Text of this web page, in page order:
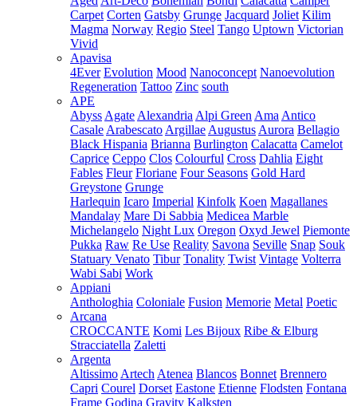
Carpet Corten Gatsby Grunge Jacquard Joliet Kilim
Magma Norway Regio Steel Tango Uptown Victorian
Vivid
Apavisa
4Ever Evolution Mood Nanoconcept Nanoevolution
Regeneration Tattoo Zinc south
APE
Abyss Agate Alexandria Alpi Green Ama Antico
Casale Arabescato Argillae Augustus Aurora Bellagio
Black Hispania Brianna Burlington Calacatta Camelot
Caprice Ceppo Clos Colourful Cross Dahlia Eight
Fables Fleur Floriane Four Seasons Gold Hard
Greystone Grunge
Harlequin Icaro Imperial Kinfolk Koen Magallanes
Mandalay Mare Di Sabbia Medicea Marble
Michelangelo Night Lux Oregon Oxyd Jewel Piemonte
Pukka Raw Re Use Reality Savona Seville Snap Souk
Statuary Venato Tibur Tonality Twist Vintage Volterra
Wabi Sabi Work
Appiani
Anthologhia Coloniale Fusion Memorie Metal Poetic
Arcana
CROCCANTE Komi Les Bijoux Ribe & Elburg
Stracciatella Zaletti
Argenta
Altissimo Artech Atenea Blancos Bonnet Brennero
Capri Courel Dorset Eastone Etienne Flodsten Fontana
Frame Godina Gravity Kalksten